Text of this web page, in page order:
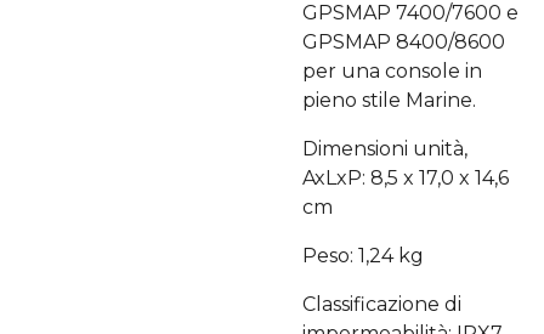
GPSMAP 7400/7600 e
GPSMAP 8400/8600
per una console in
pieno stile Marine.
Dimensioni unità,
AxLxP: 8,5 x 17,0 x 14,6
cm
Peso: 1,24 kg
Classificazione di